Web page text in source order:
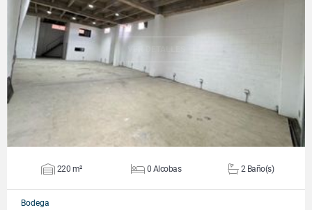
220 m² 0 Alcobas 2 Baño(s)
Bodega